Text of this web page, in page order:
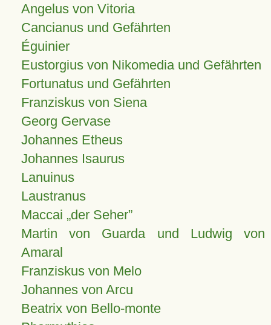
Angelus von Vitoria
Cancianus und Gefährten
Éguinier
Eustorgius von Nikomedia und Gefährten
Fortunatus und Gefährten
Franziskus von Siena
Georg Gervase
Johannes Etheus
Johannes Isaurus
Lanuinus
Laustranus
Maccai „der Seher”
Martin von Guarda und Ludwig von
Amaral
Franziskus von Melo
Johannes von Arcu
Beatrix von Bello-monte